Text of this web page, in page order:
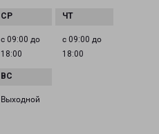
с 09:00 до
18:00
с 09:00 до
18:00
Выходной